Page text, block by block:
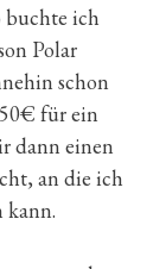
buchte ich
Polar
schon
für ein
dann einen
an die ich
kann.